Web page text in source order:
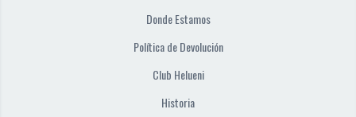
Donde Estamos
Política de Devolución
Club Helueni
Historia